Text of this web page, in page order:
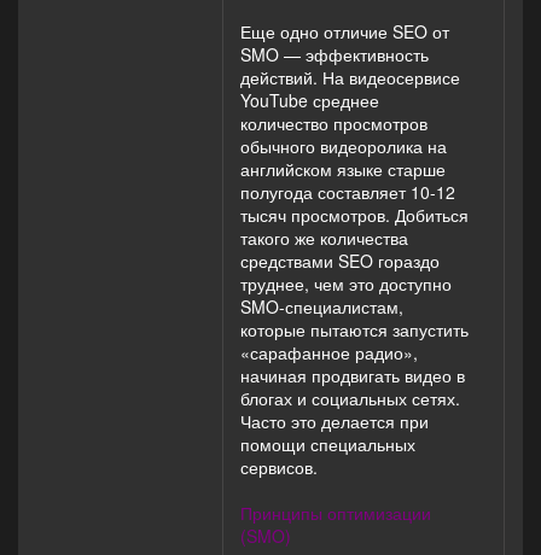
Еще одно отличие SEO от
SMO — эффективность
действий. На видеосервисе
YouTube среднее
количество просмотров
обычного видеоролика на
английском языке старше
полугода составляет 10-12
тысяч просмотров. Добиться
такого же количества
средствами SEO гораздо
труднее, чем это доступно
SMO-специалистам,
которые пытаются запустить
«сарафанное радио»,
начиная продвигать видео в
блогах и социальных сетях.
Часто это делается при
помощи специальных
сервисов.
Принципы оптимизации
(SMO)